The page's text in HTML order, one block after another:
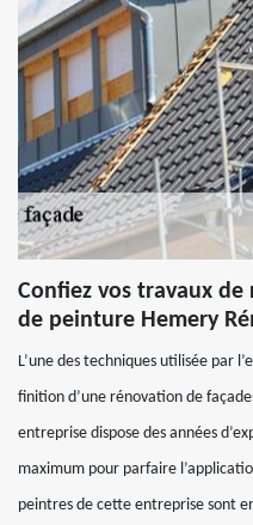
Confiez vos travaux
de peinture Hemery
L’une des techniques utilisée par
finition d’une rénovation de
entreprise dispose des années
maximum pour parfaire
peintres de cette entreprise sont